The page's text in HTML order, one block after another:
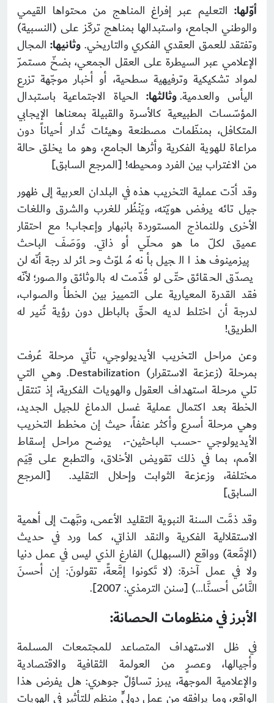
أوّلها: التعليم عبر إفراغ المناهج من محتواها القيمي
والوطني الجامع، واستبدالها بمناهج تركّز على (النسبية)
وتفتقد للعمق العقدي الفكري والتاريخي.وثانيها:المجال
الإعلامي عبر السيطرة على العقل الجمعي، بضخّ مستمرّ
لمواد تشكيكية وترفيهية سطحية، أو أخبار موجّهة تزرع
اليأس والعدمية.وثالثها:الحياة الاجتماعية باستبدال
المؤسّسات الطبيعية كالأسرة والقبيلة بمعناها الإيجابي
المتكافل، بمنظّمات مصطنعة وهيئات تُدار أحياناً دون
مراعاة للهوية الفكرية وأثرها الجامع، وهو ما يخلق حالة
من الاغتراب بين الفرد ومحيطه! [المرجع السابق]
وقد أدّت عملية التخريب هذه في البلدان العربية إلى ظهور
جيل تائه يرفض هويّته، ويَنْظُر للغرب والشرق واللغات
الأخرى وللنماذج المستوردة بانبهار وإعجاب! مع احتقار
عميق لكلّ ما هو محلّي أو ذاتي. ووَصَفَ الباحث
پيزمينوف هذا الجيل بأنه مُلوّث وحائر لدرجة أنّه لن
يصدّق الحقائق حتّى لو قُدّمت له بالوثائق والصور؛ لأنّه
فقد القدرة المعيارية على التمييز بين الخطأ والصواب،
لدرجة أن اختلط لديه الحقّ بالباطل دون رؤية تُنير له
الطريق!
وعن مراحل التخريب الأيديولوجي، تأتي مرحلة عُرفت
بمرحلة (زعزعة الاستقرار) Destabilization. وهي التي
تلي مرحلة استهداف العقول والهويات الفكرية، إذ تنتقل
الخطة بعد اكتمال عملية غسل الدماغ للجيل الجديد،
وهي مرحلة أسرع وأكثر عنفاً، حيث إن مخطط التخريب
الأيديولوجي -حسب الباحثين-، يوضح مراحل إسقاط
الأمم، بما في ذلك تقويض الأخلاق، والتطبع على قِيَم
مختلفة، وزعزعة الثوابت وإحلال التقليد. [المرجع
السابق]
وقد ذمَّت السنة النبوية التقليد الأعمى، ونبَّهت إلى أهمية
الاستقلالية الفكرية والنقد الذاتي، كما ورد في حديث
(الإمَّعة) وواقع (السبهلل) الفارغ الذي ليس في عمل دنيا
ولا في عمل آخرة: (لا تَكونوا إمَّعةً، تقولونَ: إن أحسنَ
النَّاسُ أحسنَّا…) [سنن الترمذي: 2007].
الأبرز في منظومات الحصانة:
في ظل الاستهداف المتصاعد للمجتمعات المسلمة
وأجيالها، وعصرٍ من العولمة الثقافية والاقتصادية
والإعلامية الموجهة، يبرز تساؤلٌ جوهري: هل يفرض هذا
الواقع، وما يرافقه من عملٍ دوليٍّ منظمٍ للتأثير في الهويات